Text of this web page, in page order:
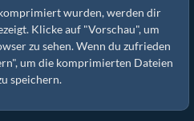
wurden, werden dir
Klicke auf "Vorschau", um
zu sehen. Wenn du zufrieden
um die komprimierten Dateien
speichern.